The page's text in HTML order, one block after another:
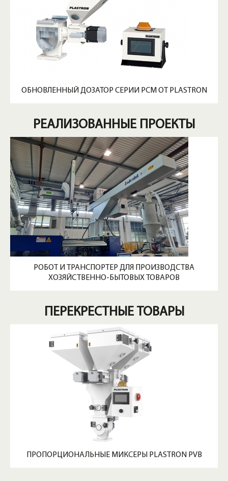
ОБНОВЛЕННЫЙ ДОЗАТОР СЕРИИ PCM ОТ PLASTRON
РЕАЛИЗОВАННЫЕ ПРОЕКТЫ
РОБОТ И ТРАНСПОРТЕР ДЛЯ ПРОИЗВОДСТВА
ХОЗЯЙСТВЕННО-БЫТОВЫХ ТОВАРОВ
ПЕРЕКРЕСТНЫЕ ТОВАРЫ
ПРОПОРЦИОНАЛЬНЫЕ МИКСЕРЫ PLASTRON PVB